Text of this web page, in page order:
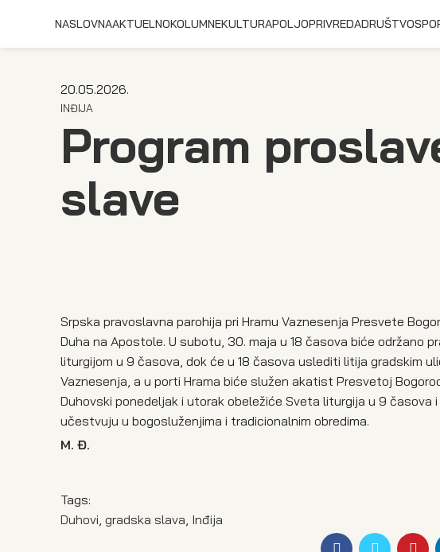
NASLOVNAAKTUELNOKOLUMNEKULTURAPOLJOPRIVREDADRUŠTVO
20.05.2026.
INĐIJA
Program
slave
Srpska pravoslavna parohija pri Hramu Vaznesenja Presvete
Duha na Apostole. U subotu, 30. maja u 18 časova biće održano
liturgijom u 9 časova, dok će u 18 časova uslediti litija gradskim
Vaznesenja, a u porti Hrama biće služen akatist Presvetoj
Duhovski ponedeljak i utorak obeležiće Sveta liturgija u 9 časova
učestvuju u bogosluženjima i tradicionalnim obredima.
M. Đ.
Tags:
Duhovi, gradska slava, Inđija